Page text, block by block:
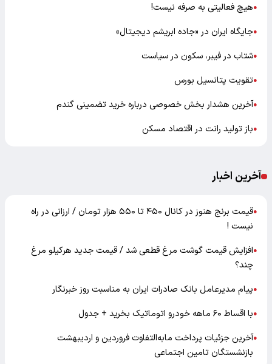
●هیچ فعالیتی به صرفه نیست!
●جایگاه ایران در «جاده ابریشم دیجیتال»
●شتاب در فیبر، سکون در سیاست
●تقویت پتانسیل بورس
●آخرین هشدار بخش خصوصی درباره خرید تضمینی گندم
●باز تولید رانت در اقتصاد مسکن
آخرین اخبار
●
قیمت برنج هنوز در کانال ۴۵۰ تا ۵۵۰ هزار تومان / ارزانی در راه
نیست !
●افزایش قیمت گوشت مرغ قطعی شد / قیمت جدید هرکیلو مرغ
چند؟
●پیام مدیرعامل بانک صادرات ایران به مناسبت روز خبرنگار
●با اقساط ۶۰ ماهه خودرو اتوماتیک بخرید + جدول
●آخرین جزئیات پرداخت مابه‌التفاوت فروردین و اردیبهشت
بازنشستگان تامین اجتماعی